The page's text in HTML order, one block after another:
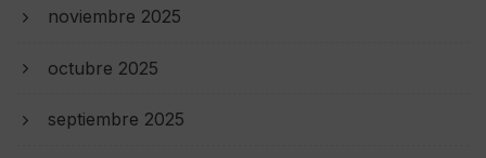
noviembre 2025
octubre 2025
septiembre 2025